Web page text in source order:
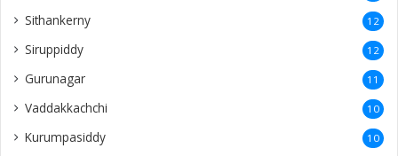
Sithankerny 12
Siruppiddy 12
Gurunagar 11
Vaddakkachchi 10
Kurumpasiddy 10